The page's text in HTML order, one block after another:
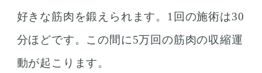
好きな筋肉を鍛えられます。1回の施術は30
分ほどです。この間に5万回の筋肉の収縮運
動が起こります。